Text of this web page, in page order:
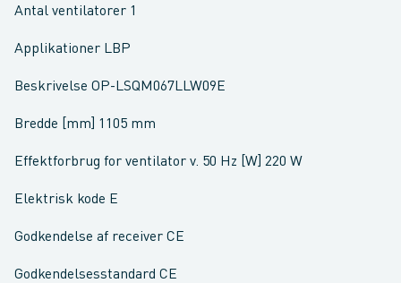
Antal ventilatorer 1
Applikationer LBP
Beskrivelse OP-LSQM067LLW09E
Bredde [mm] 1105 mm
Effektforbrug for ventilator v. 50 Hz [W] 220 W
Elektrisk kode E
Godkendelse af receiver CE
Godkendelsesstandard CE